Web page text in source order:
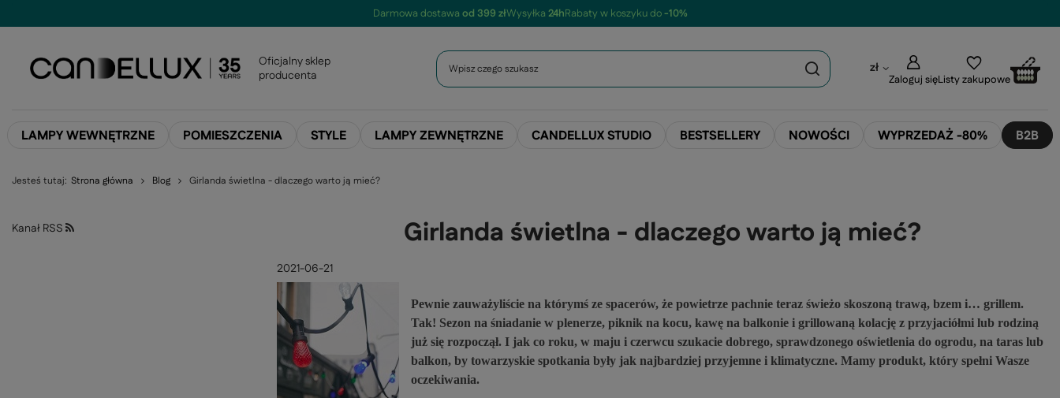
Darmowa dostawa od 399 złWysyłka 24hRabaty w koszyku do-10%
Oficjalny sklep
producenta
zł
Zaloguj sięListy zakupowe
LAMPY WEWNĘTRZNE POMIESZCZENIA STYLE LAMPY ZEWNĘTRZNE CANDELLUX STUDIO BESTSELLERY NOWOŚCI WYPRZEDAŻ -80% B2B
Jesteś tutaj: Strona główna Blog Girlanda świetlna - dlaczego warto ją mieć?
Kanał RSS Girlanda świetlna - dlaczego warto ją mieć?
2021-06-21
Pewnie zauważyliście na którymś ze spacerów, że powietrze pachnie teraz świeżo skoszoną trawą, bzem i… grillem.
Tak! Sezon na śniadanie w plenerze, piknik na kocu, kawę na balkonie i grillowaną kolację z przyjaciółmi lub rodziną
już się rozpoczął. I jak co roku, w maju i czerwcu szukacie dobrego, sprawdzonego oświetlenia do ogrodu, na taras lub
balkon, by towarzyskie spotkania były jak najbardziej przyjemne i klimatyczne. Mamy produkt, który spełni Wasze
oczekiwania.